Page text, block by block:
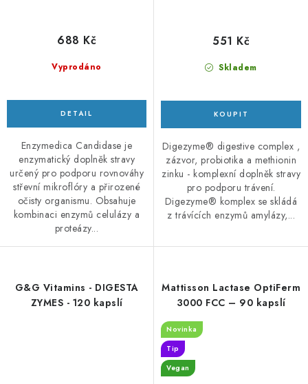
Vyprodáno
688 Kč
Enzymedica Candidase je
enzymatický doplněk stravy
určený pro podporu rovnováhy
střevní mikroflóry a přirozené
očisty organismu. Obsahuje
kombinaci enzymů celulázy a
proteázy...
Skladem
551 Kč
Digezyme® digestive complex ,
zázvor, probiotika a methionin
zinku - komplexní doplněk stravy
pro podporu trávení.
Digezyme® komplex se skládá
z trávících enzymů amylázy,...
G&G Vitamins - DIGESTA
ZYMES - 120 kapslí
Mattisson Lactase OptiFerm
3000 FCC – 90 kapslí
Novinka
Tip
Vegan